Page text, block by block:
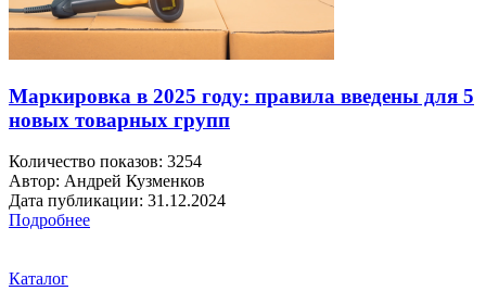
Маркировка в 2025 году: правила введены для 5
новых товарных групп
Количество показов: 3254
Автор: Андрей Кузменков
Дата публикации: 31.12.2024
Подробнее
Каталог